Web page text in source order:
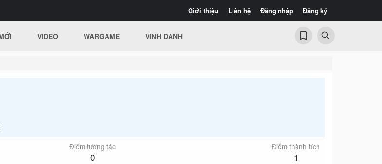
Giới thiệu Liên hệ Đăng nhập Đăng ký
VIDEO WARGAME VINH DANH
Điểm tương tác
0
Điểm thành tích
1